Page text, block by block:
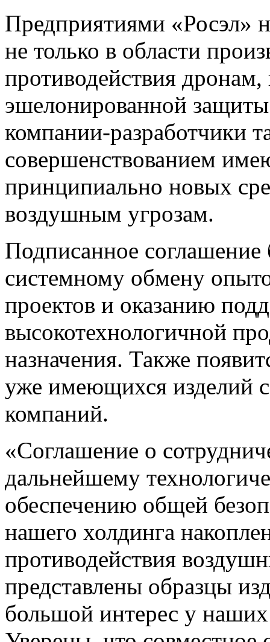
Предприятиями «Росэл»
не только в области
противодействия
эшелонированной защиты
компании-разработчики
совершенствованием
принципиально новых
воздушным угрозам.
Подписанное соглашение
системному обмену
проектов и оказанию
высокотехнологичной
назначения. Также
уже имеющихся изделий
компаний.
«Соглашение о
дальнейшему
обеспечению общей
нашего холдинга
противодействия
представлены образцы
большой интерес у